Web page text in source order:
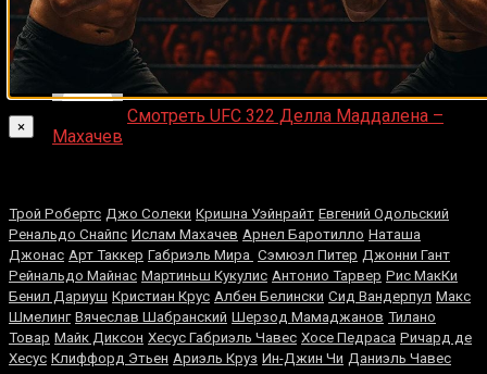
Пимблетт
Смотреть UFC 322 Делла Маддалена –
Махачев
Трой Робертс Джо Солеки Кришна Уэйнрайт Евгений Одольский
Ренальдо Снайпс Ислам Махачев Арнел Баротилло Наташа
Джонас Арт Таккер Габриэль Мира Сэмюэл Питер Джонни Гант
Рейнальдо Майнас Мартиньш Кукулис Антонио Тарвер Рис МакКи
Бенил Дариуш Кристиан Крус Албен Белински Сид Вандерпул Макс
Шмелинг Вячеслав Шабранский Шерзод Мамаджанов Тилано
Товар Майк Диксон Хесус Габриэль Чавес Хосе Педраса Ричард де
Хесус Клиффорд Этьен Ариэль Круз Ин-Джин Чи Даниэль Чавес
×